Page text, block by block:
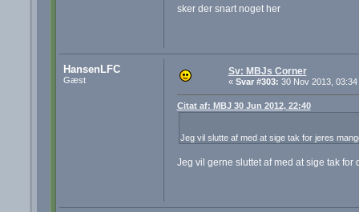
sker der snart noget her
HansenLFC
Gæst
Sv: MBJs Corner
« Svar #303: 30 Nov 2013, 03:34
Citat af: MBJ 30 Jun 2012, 22:40
Jeg vil slutte af med at sige tak for jeres
Jeg vil gerne sluttet af med at sige tak for